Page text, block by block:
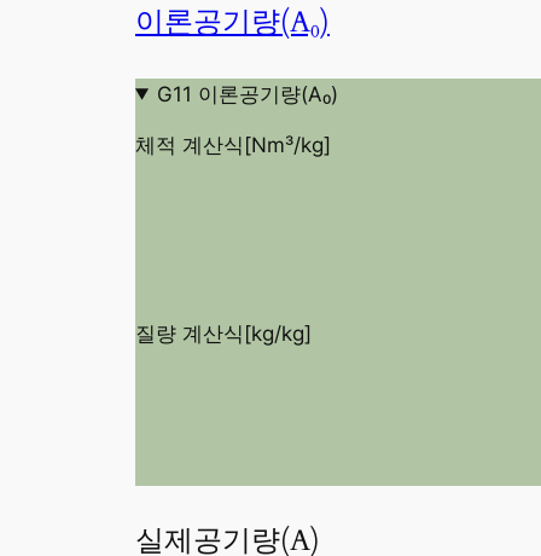
이론공기량(A₀)
G11 이론공기량(A₀)
체적 계산식[Nm³/kg]
질량 계산식[kg/kg]
실제공기량(A)